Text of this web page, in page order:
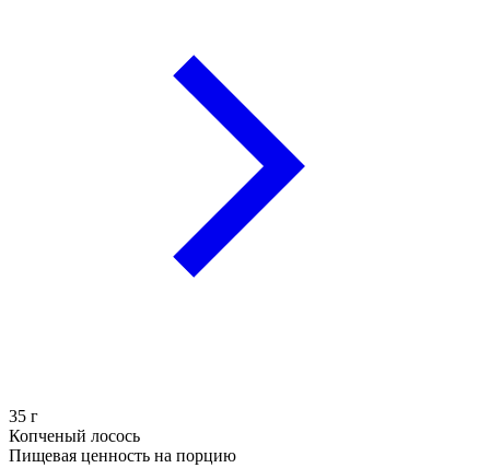
35 г
Копченый лосось
Пищевая ценность на порцию